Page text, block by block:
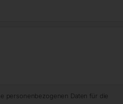
personenbezogenen Daten für die